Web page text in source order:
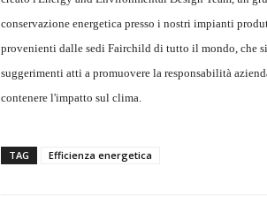
conservazione energetica presso i nostri impianti
provenienti dalle sedi Fairchild di tutto il mondo, che
suggerimenti atti a promuovere la responsabilità
contenere l'impatto sul clima.
TAG Efficienza energetica